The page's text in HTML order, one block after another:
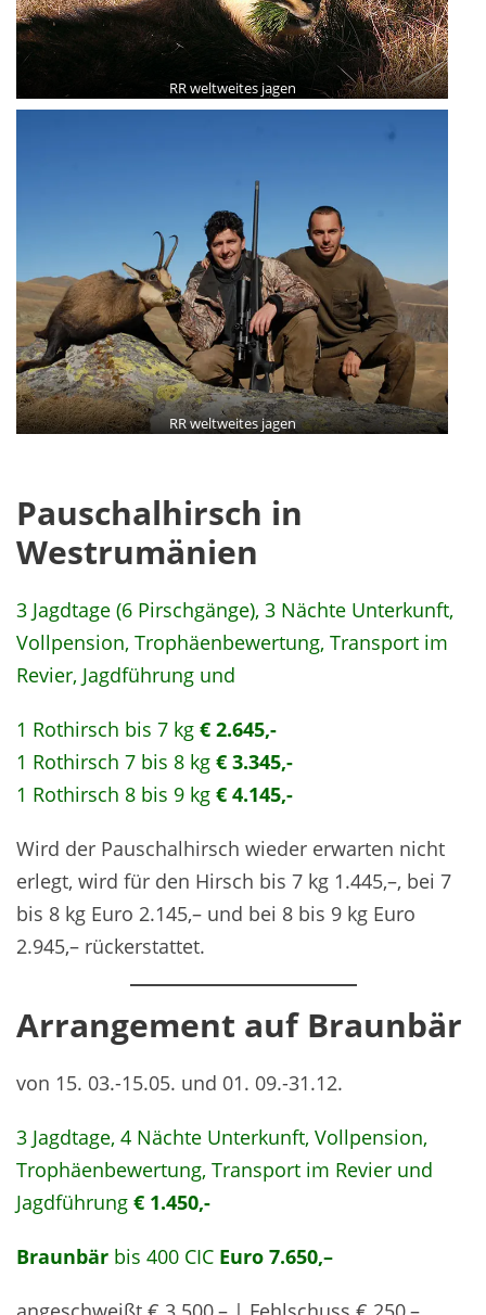
RR weltweites jagen
RR weltweites jagen
Pauschalhirsch in
Westrumänien
3 Jagdtage (6 Pirschgänge), 3 Nächte Unterkunft,
Vollpension, Trophäenbewertung, Transport im
Revier, Jagdführung und
1 Rothirsch bis 7 kg € 2.645,-
1 Rothirsch 7 bis 8 kg € 3.345,-
1 Rothirsch 8 bis 9 kg € 4.145,-
Wird der Pauschalhirsch wieder erwarten nicht
erlegt, wird für den Hirsch bis 7 kg 1.445,–, bei 7
bis 8 kg Euro 2.145,– und bei 8 bis 9 kg Euro
2.945,– rückerstattet.
Arrangement auf Braunbär
von 15. 03.-15.05. und 01. 09.-31.12.
3 Jagdtage, 4 Nächte Unterkunft, Vollpension,
Trophäenbewertung, Transport im Revier und
Jagdführung € 1.450,-
Braunbär bis 400 CIC Euro 7.650,–